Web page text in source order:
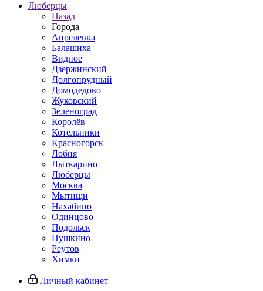
Люберцы
Назад
Города
Апрелевка
Балашиха
Видное
Дзержинский
Долгопрудный
Домодедово
Жуковский
Зеленоград
Королёв
Котельники
Красногорск
Лобня
Лыткарино
Люберцы
Москва
Мытищи
Нахабино
Одинцово
Подольск
Пушкино
Реутов
Химки
Личный кабинет